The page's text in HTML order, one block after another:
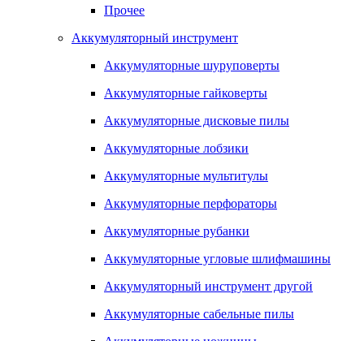
Прочее
Аккумуляторный инструмент
Аккумуляторные шуруповерты
Аккумуляторные гайковерты
Аккумуляторные дисковые пилы
Аккумуляторные лобзики
Аккумуляторные мультитулы
Аккумуляторные перфораторы
Аккумуляторные рубанки
Аккумуляторные угловые шлифмашины
Аккумуляторный инструмент другой
Аккумуляторные сабельные пилы